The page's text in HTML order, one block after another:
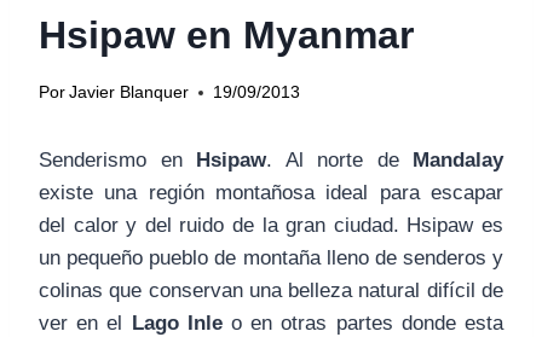
Hsipaw en Myanmar
Por Javier Blanquer 19/09/2013
Senderismo en Hsipaw. Al norte de
Mandalay
existe una región montañosa ideal para escapar
del calor y del ruido de la gran ciudad. Hsipaw es
un pequeño pueblo de montaña lleno de senderos y
colinas que conservan una belleza natural difícil de
ver en el
Lago Inleo en otras partes donde esta